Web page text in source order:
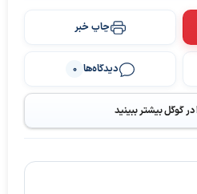
چاپ خبر
دیدگاه‌ها 0
در گوگل بیشتر ببینید